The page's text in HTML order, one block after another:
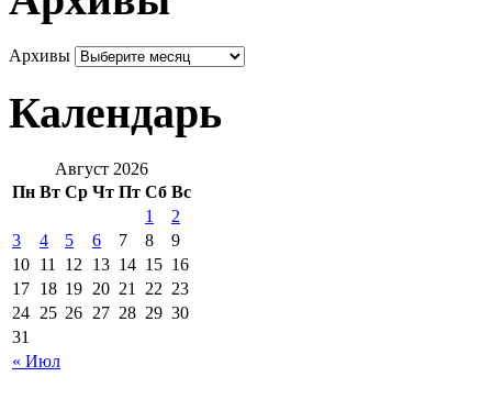
Архивы
Календарь
Август 2026
Пн Вт Ср Чт Пт Сб Вс
« Июл
1
2
3
4 5 6 7 8
9
10 11 12 13 14 15 16
17 18 19 20 21 22 23
24 25 26 27 28 29 30
31